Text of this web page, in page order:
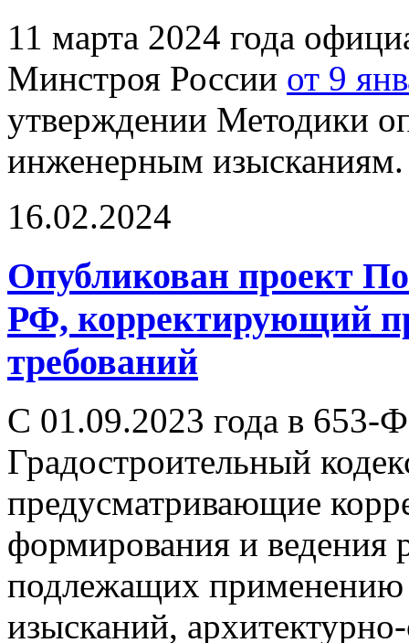
11 марта 2024 года
Минстроя России от 9
утверждении Методики
инженерным изысканиям.
16.02.2024
Опубликован проект
РФ, корректирующий
требований
С 01.09.2023 года в 653-
Градостроительный
предусматривающие
формирования и ведения
подлежащих
изысканий,